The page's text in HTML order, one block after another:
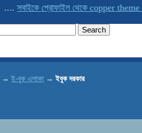
সবাইকে প্রোফাইল থেকে copper theme ইউজ
→ই-বুক এলাকা →ইবুক দরকার